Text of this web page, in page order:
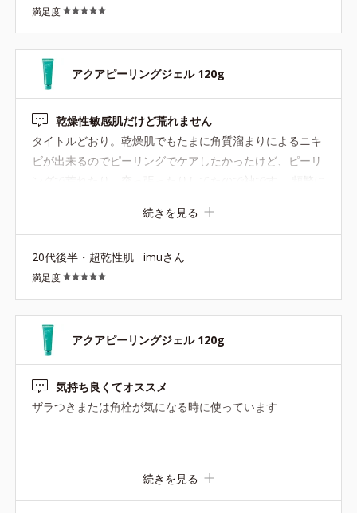
満足度
アクアピーリングジェル 120g
乾燥性敏感肌だけど荒れません
タイトルどおり。乾燥肌でもたまに角質溜まりによるニキ
ビが出来るのでピーリングでケアしたかったけど、ピーリ
（あまりカスが出なくなったら）二週に一回という感じで
使っています。
続きを見る
20代後半・超乾性肌 imuさん
満足度
アクアピーリングジェル 120g
気持ち良くてオススメ
ザラつきまたは角栓が気になる時に使っています
続きを見る